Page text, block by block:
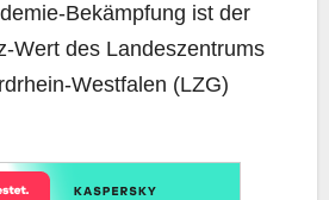
Bekämp­fung ist der
Wert des Lan­des­zen­trums
West­fa­len (LZG)